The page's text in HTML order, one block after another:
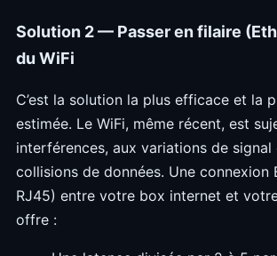
Solution 2 — Passer en filaire
du WiFi
C’est la solution la plus efficace et la
estimée. Le WiFi, même récent, est
interférences, aux variations de signal
collisions de données. Une connexion
RJ45) entre votre box internet et
offre :